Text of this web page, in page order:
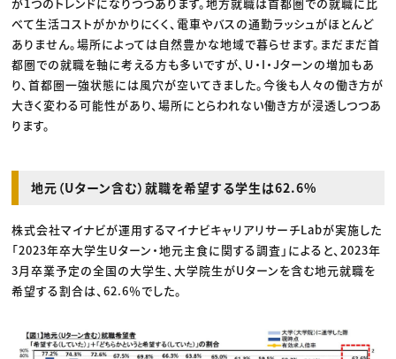
べて生活コストがかかりにくく、電車やバスの通勤ラッシュがほとんど
ありません。場所によっては自然豊かな地域で暮らせます。まだまだ首
都圏での就職を軸に考える方も多いですが、U・I・Jターンの増加もあ
り、首都圏一強状態には風穴が空いてきました。今後も人々の働き方が
大きく変わる可能性があり、場所にとらわれない働き方が浸透しつつあ
ります。
地元（Uターン含む）就職を希望する学生は62.6%
株式会社マイナビが運用するマイナビキャリアリサーチLabが実施した
「2023年卒大学生Uターン・地元主食に関する調査」によると、2023年
3月卒業予定の全国の大学生、大学院生がUターンを含む地元就職を
希望する割合は、62.6％でした。